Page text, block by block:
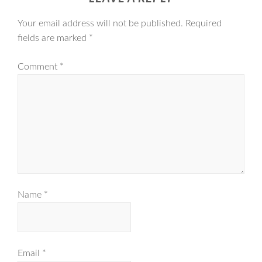
Your email address will not be published. Required
fields are marked *
Comment *
Name *
Email *